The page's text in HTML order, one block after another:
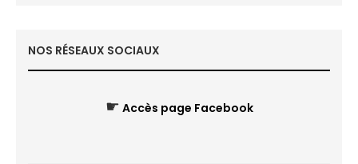
NOS RÉSEAUX SOCIAUX
☛ Accès page Facebook